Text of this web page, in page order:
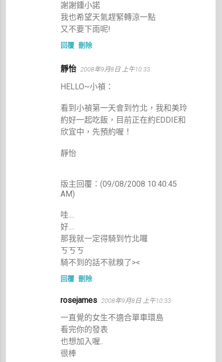
謝謝鍾小諾
我也希望天氣趕緊轉涼一點
又不要下雨呢!
回覆 刪除
靜怡 2008年9月8日 上午10:33
HELLO~小禎：
看到小禎第一天會到竹北，我和美玲
約好一起吃飯，目前正在約EDDIE和
欣宜中，先預約喔！
靜怡
版主回覆：(09/08/2008 10:40:45
AM)
哇....
好....
那我就一定得騎到竹北囉
ㄎㄎㄎ
騎不到的話不就糗了><
回覆 刪除
rosejames 2008年9月8日 上午10:33
一直覺的女生不適合單車環島
看完你的發表
也想加入喔..
很棒